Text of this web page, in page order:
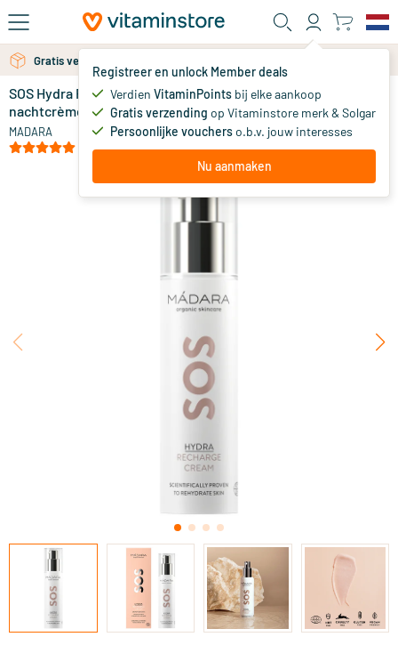
Ga naar de hoofdinhoud
Registreer en unlock Member deals
Verdien VitaminPoints bij elke aankoop
Gratis verzending op Vitaminstore merk & Solgar
Persoonlijke voucherso.b.v. jouw interesses
Nu aanmaken
Gratis verzending vanaf 25 euro
SOS Hydra Recharge Cream (dag- en
nachtcrème)
MADARA
(25)
39.